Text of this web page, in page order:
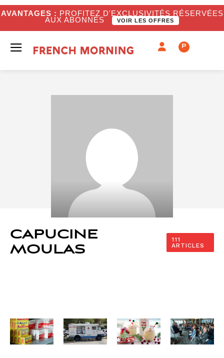
AVANTAGES : PROFITEZ D'EXCLUSIVITÉS RÉSERVÉES
AUX ABONNÉS VOIR LES OFFRES
P
CAPUCINE
MOULAS
111
ARTICLES